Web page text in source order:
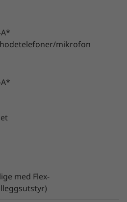
design med et Flex Tray-
til to disker i hver brønn.
du trenger,
mellom
større
mikrofon
med Flex-